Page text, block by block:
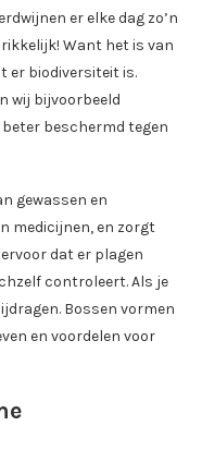
er elke dag zo’n
Want het is van
er biodiversiteit is.
wij bijvoorbeeld
beschermd tegen
gewassen en
medicijnen, en zorgt
dat er plagen
controleert. Als je
Bossen vormen
en voordelen voor